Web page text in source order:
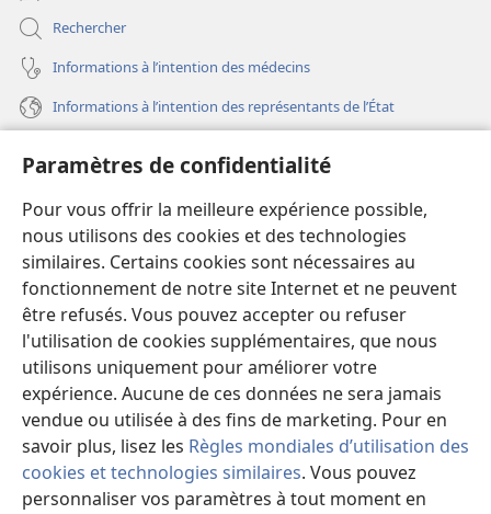
Paramètres de confidentialité
Pour vous offrir la meilleure expérience possible,
nous utilisons des cookies et des technologies
similaires. Certains cookies sont nécessaires au
fonctionnement de notre site Internet et ne peuvent
être refusés. Vous pouvez accepter ou refuser
l'utilisation de cookies supplémentaires, que nous
utilisons uniquement pour améliorer votre
expérience. Aucune de ces données ne sera jamais
vendue ou utilisée à des fins de marketing. Pour en
savoir plus, lisez les Règles mondiales d’utilisation des
cookies et technologies similaires. Vous pouvez
personnaliser vos paramètres à tout moment en
Rechercher
Informations à l’intention des médecins
Informations à l’intention des représentants de l’État
(ouvre
une
nouvelle
fenêtre)
Bibliothèque en ligne
(ouvre
une
nouvelle
fenêtre)
JW Hub®
(ouvre
une
nouvelle
fenêtre)
JW Library
Watchtower Library